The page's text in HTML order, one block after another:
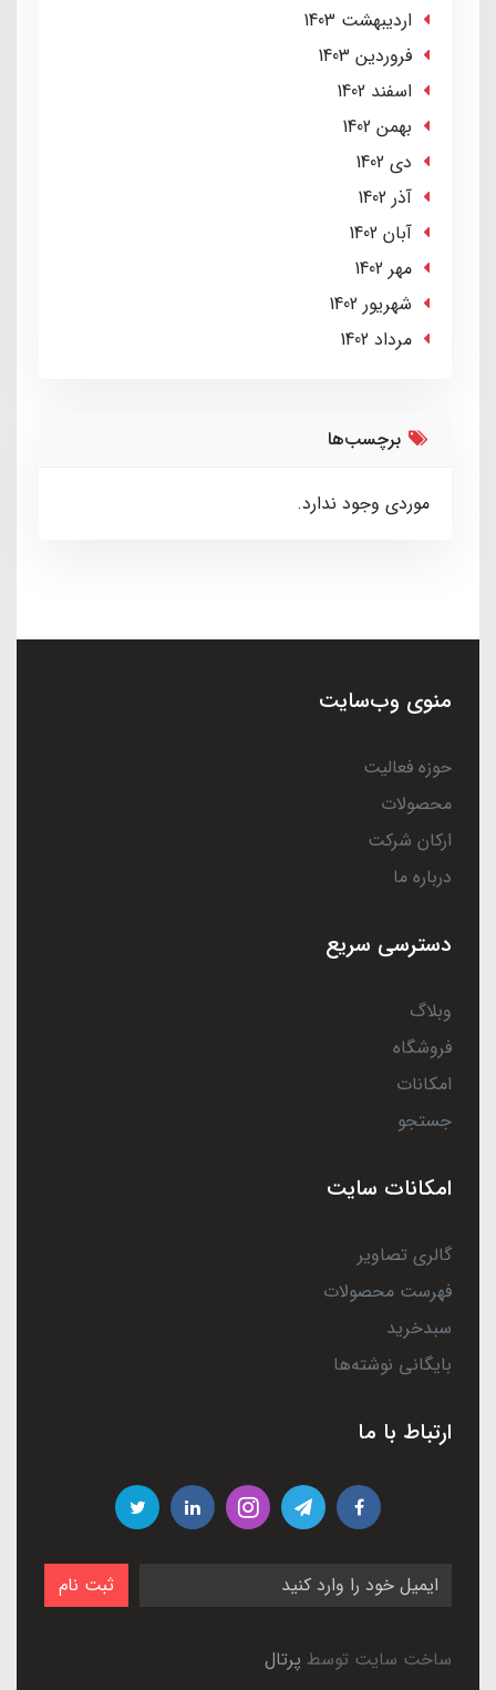
ارديبهشت 1403
فروردین 1403
اسفند 1402
بهمن 1402
دی 1402
آذر 1402
آبان 1402
مهر 1402
شهریور 1402
مرداد 1402
برچسب‌ها
موردی وجود ندارد.
منوی وب‌سایت
حوزه فعالیت
محصولات
ارکان شرکت
درباره ما
دسترسی سریع
وبلاگ
فروشگاه
امکانات
جستجو
امکانات سایت
گالری تصاویر
فهرست محصولات
سبدخرید
بایگانی نوشته‌ها
ارتباط با ما
ثبت نام
ساخت سایت توسط پرتال